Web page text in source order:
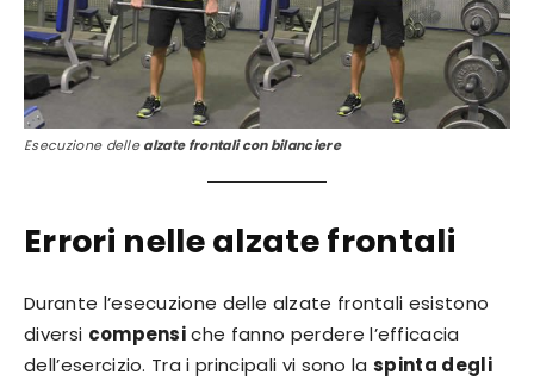
Esecuzione dellealzate frontali con bilanciere
Errori nelle alzate frontali
Durante l’esecuzione delle alzate frontali esistono
diversi compensiche fanno perdere l’efficacia
dell’esercizio. Tra i principali vi sono laspinta degli